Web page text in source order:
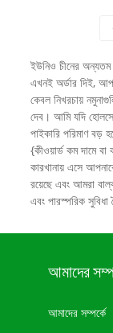
ইউনিও চীনের অন্যতম
এখনই অর্ডার দিই,
কেবল নিখরচায়
দেব। আমি যদি
পাইকারি পরিমাণ বড়
{কীওয়ার্ড কম দামে
কারখানায় এসে
রয়েছে এবং আমরা
এবং পারস্পরিক
আমাদের
আমাদের সম্পর্কে